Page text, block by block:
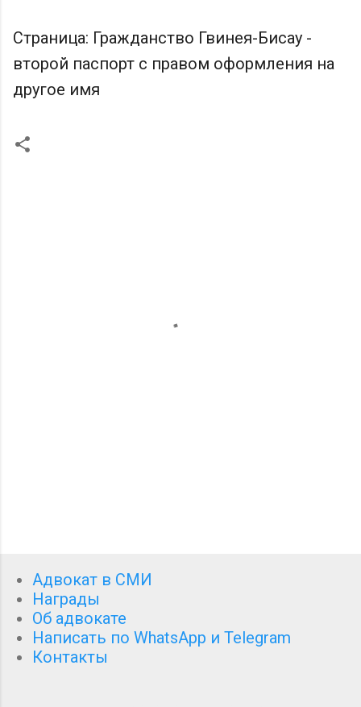
Страница: Гражданство Гвинея-Бисау -
второй паспорт с правом оформления на
другое имя
Адвокат в СМИ
Награды
Об адвокате
Написать по WhatsApp и Telegram
Контакты